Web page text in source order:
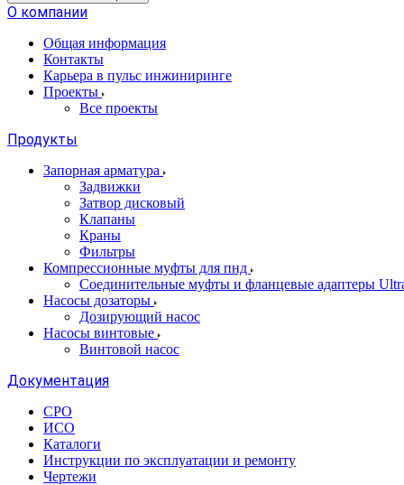
О компании
Общая информация
Контакты
Карьера в пульс инжиниринге
Проекты
Все проекты
Продукты
Запорная арматура
Задвижки
Затвор дисковый
Клапаны
Краны
Фильтры
Компрессионные муфты для пнд
Соединительные муфты и фланцевые адаптеры
Насосы дозаторы
Дозирующий насос
Насосы винтовые
Винтовой насос
Документация
СРО
ИСО
Каталоги
Инструкции по эксплуатации и ремонту
Чертежи